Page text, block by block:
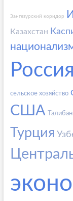
Зангезурский коридор
Казахстан
Россия
сельское хозяйство
США Талибан
Турция